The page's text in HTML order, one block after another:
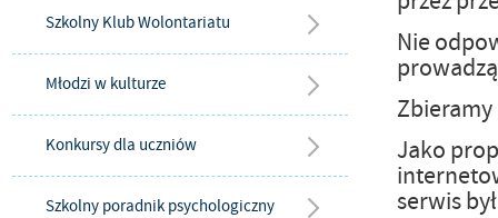
Szkolny Klub Wolontariatu
Młodzi w kulturze
Konkursy dla uczniów
Szkolny poradnik psychologiczny
Nie
Jako
serwis